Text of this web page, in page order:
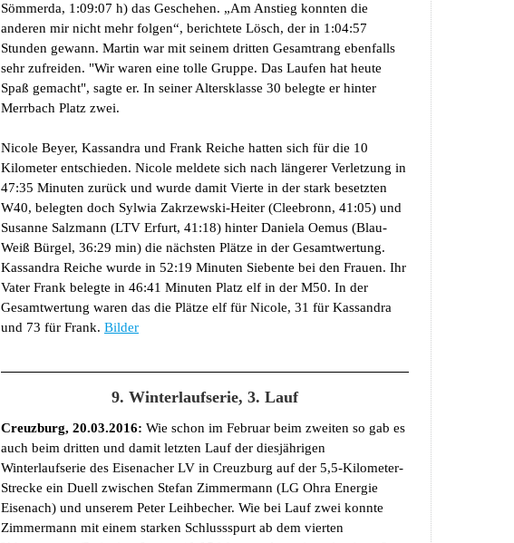
Sömmerda, 1:09:07 h) das Geschehen. „Am Anstieg konnten die
anderen mir nicht mehr folgen“, berichtete Lösch, der in 1:04:57
Stunden gewann. Martin war mit seinem dritten Gesamtrang ebenfalls
sehr zufreiden. "Wir waren eine tolle Gruppe. Das Laufen hat heute
Spaß gemacht", sagte er. In seiner Altersklasse 30 belegte er hinter
Merrbach Platz zwei.
Nicole Beyer, Kassandra und Frank Reiche hatten sich für die 10
Kilometer entschieden. Nicole meldete sich nach längerer Verletzung in
47:35 Minuten zurück und wurde damit Vierte in der stark besetzten
W40, belegten doch Sylwia Zakrzewski-Heiter (Cleebronn, 41:05) und
Susanne Salzmann (LTV Erfurt, 41:18) hinter Daniela Oemus (Blau-
Weiß Bürgel, 36:29 min) die nächsten Plätze in der Gesamtwertung.
Kassandra Reiche wurde in 52:19 Minuten Siebente bei den Frauen. Ihr
Vater Frank belegte in 46:41 Minuten Platz elf in der M50. In der
Gesamtwertung waren das die Plätze elf für Nicole, 31 für Kassandra
und 73 für Frank. Bilder
9. Winterlaufserie, 3. Lauf
Creuzburg, 20.03.2016: Wie schon im Februar beim zweiten so gab es
auch beim dritten und damit letzten Lauf der diesjährigen
Winterlaufserie des Eisenacher LV in Creuzburg auf der 5,5-Kilometer-
Strecke ein Duell zwischen Stefan Zimmermann (LG Ohra Energie
Eisenach) und unserem Peter Leihbecher. Wie bei Lauf zwei konnte
Zimmermann mit einem starken Schlussspurt ab dem vierten